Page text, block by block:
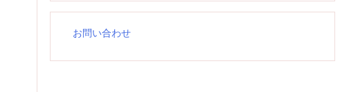
お問い合わせ